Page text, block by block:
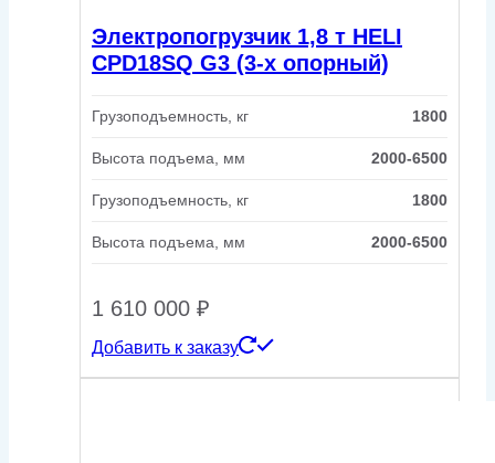
Электропогрузчик 1,8 т HELI
CPD18SQ G3 (3-х опорный)
Грузоподъемность, кг 1800
Высота подъема, мм 2000-6500
Грузоподъемность, кг 1800
Высота подъема, мм 2000-6500
1 610 000 ₽
Добавить к заказу